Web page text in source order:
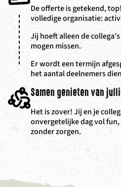
De offerte is getekend,
volledige organisatie:
Jij hoeft alleen de
mogen missen.
Er wordt een termijn
het aantal deelnemers
Samen genieten van
Het is zover! Jij en je
onvergetelijke dag vol
zonder zorgen.